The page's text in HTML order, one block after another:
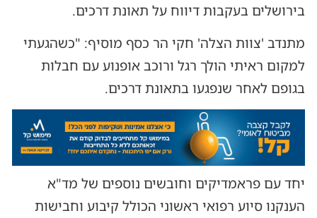
בירושלים בעקבות דיווח על תאונת דרכים.
מתנדב 'צוות הצלה' חקי הר כסף מוסיף: "כשהגעתי
למקום ראיתי הולך רגל ורוכב אופנוע עם חבלות
בגופם לאחר שנפגעו בתאונת דרכים.
יחד עם פראמדיקים וחובשים נוספים של מד"א
הענקנו סיוע רפואי ראשוני הכולל קיבוע וחבישות